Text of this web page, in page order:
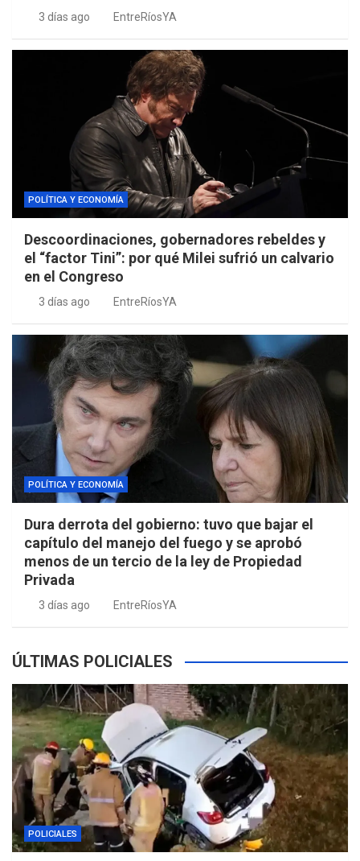
3 días ago EntreRíosYA
POLÍTICA Y ECONOMÍA
Descoordinaciones, gobernadores rebeldes y
el “factor Tini”: por qué Milei sufrió un calvario
en el Congreso
3 días ago EntreRíosYA
POLÍTICA Y ECONOMÍA
Dura derrota del gobierno: tuvo que bajar el
capítulo del manejo del fuego y se aprobó
menos de un tercio de la ley de Propiedad
Privada
3 días ago EntreRíosYA
ÚLTIMAS POLICIALES
POLICIALES